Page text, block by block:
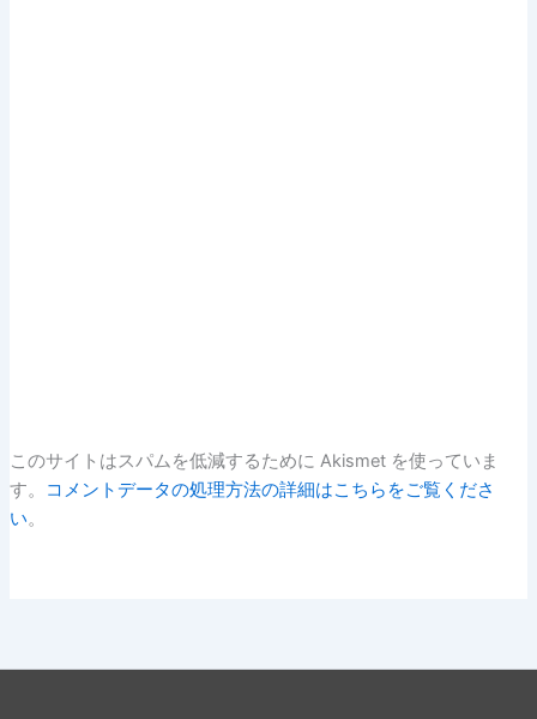
このサイトはスパムを低減するために Akismet を使っていま
す。
コメントデータの処理方法の詳細はこちらをご覧くださ
い。